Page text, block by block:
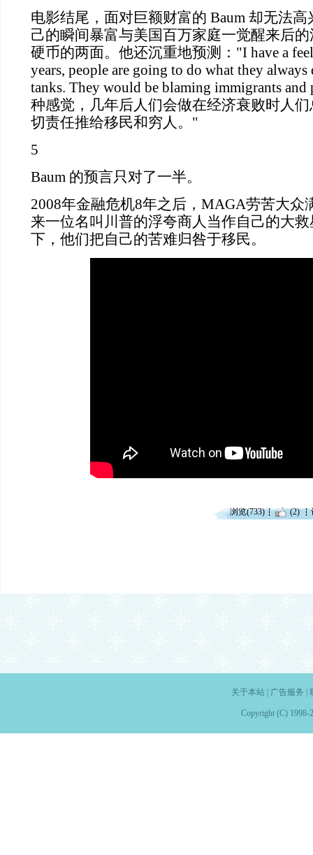
电影结尾，面对巨额财富的 Baum 却无法
己的瞬间暴富与美国百万家庭一觉醒来后
硬币的两面。他还沉重地预测："I have a
years, people are going to do what they
tanks. They would be blaming immigrants
种感觉，几年后人们会做在经济衰败时人
切责任推给移民和穷人。"
5
Baum 的预言只对了一半。
2008年金融危机8年之后，MAGA劳苦大众
来一位名叫川普的浮夸商人当作自己的大
下，他们把自己的苦难归咎于移民。
浏览(733) (2)
关于本站| 广告服务
Copyright (C) 1998-